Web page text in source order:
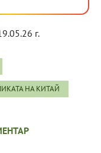
г.
НА КИТАЙ